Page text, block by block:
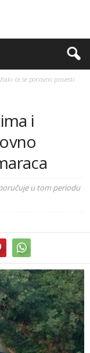
će se ponovno provesti
i
u tom periodu